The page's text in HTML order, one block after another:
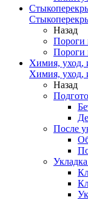
Назад
Пороги
Пороги
Химия, уход,
Химия, уход,
Назад
После